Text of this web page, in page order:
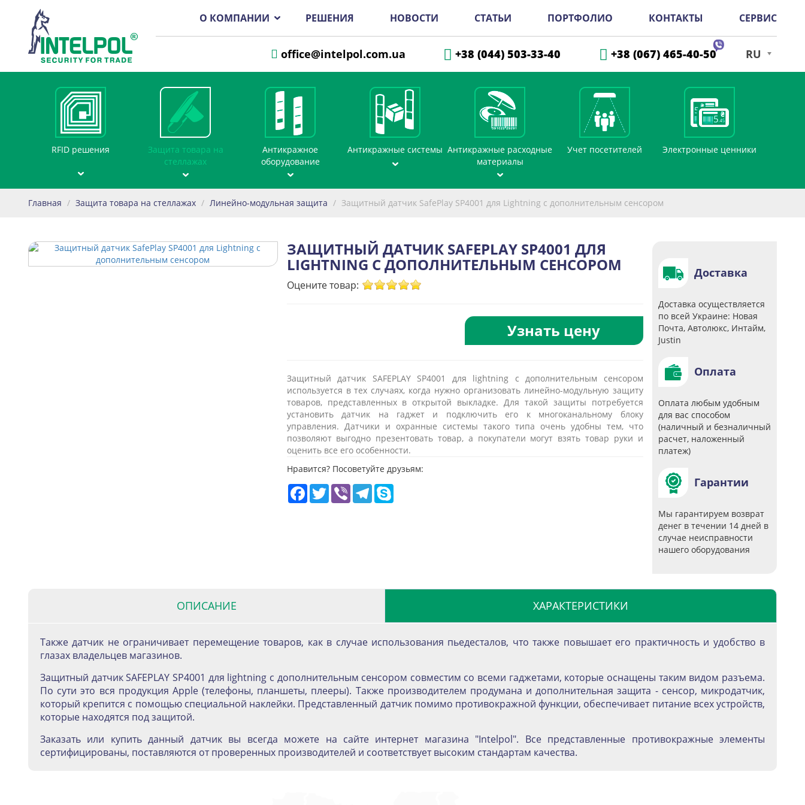
О КОМПАНИИ РЕШЕНИЯ НОВОСТИ СТАТЬИ ПОРТФОЛИО КОНТАКТЫ СЕРВИС
office@intelpol.com.ua +38 (044) 503-33-40 +38 (067) 465-40-50 RU
RFID решения
Защита товара на
стеллажах
Антикражное
оборудование
Антикражные системы Антикражные расходные
материалы
Учет посетителей Электронные ценники
Главная / Защита товара на стеллажах / Линейно-модульная защита / Защитный датчик SafePlay SP4001 для Lightning с дополнительным сенсором
ЗАЩИТНЫЙ ДАТЧИК SAFEPLAY SP4001 ДЛЯ
LIGHTNING С ДОПОЛНИТЕЛЬНЫМ СЕНСОРОМ
Оцените товар:
Узнать цену
Защитный датчик SAFEPLAY SP4001 для lightning с дополнительным сенсором
используется в тех случаях, когда нужно организовать линейно-модульную защиту
товаров, представленных в открытой выкладке. Для такой защиты потребуется
установить датчик на гаджет и подключить его к многоканальному блоку
управления. Датчики и охранные системы такого типа очень удобны тем, что
позволяют выгодно презентовать товар, а покупатели могут взять товар руки и
оценить все его особенности.
Нравится? Посоветуйте друзьям:
Facebook
TwitterViberTelegram
Skype
Доставка
Доставка осуществляется
по всей Украине: Новая
Почта, Автолюкс, Интайм,
Justin
Оплата
Оплата любым удобным
для вас способом
(наличный и безналичный
расчет, наложенный
платеж)
Гарантии
Мы гарантируем возврат
денег в течении 14 дней в
случае неисправности
нашего оборудования
ОПИСАНИЕ ХАРАКТЕРИСТИКИ
Также датчик не ограничивает перемещение товаров, как в случае использования пьедесталов, что также повышает его практичность и удобство в
глазах владельцев магазинов.
Защитный датчик SAFEPLAY SP4001 для lightning с дополнительным сенсором совместим со всеми гаджетами, которые оснащены таким видом разъема.
По сути это вся продукция Apple (телефоны, планшеты, плееры). Также производителем продумана и дополнительная защита - сенсор, микродатчик,
который крепится с помощью специальной наклейки. Представленный датчик помимо противокражной функции, обеспечивает питание всех устройств,
которые находятся под защитой.
Заказать или купить данный датчик вы всегда можете на сайте интернет магазина "Intelpol". Все представленные противокражные элементы
сертифицированы, поставляются от проверенных производителей и соответствует высоким стандартам качества.